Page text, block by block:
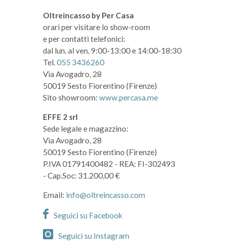
Oltreincasso by Per Casa
orari per visitare lo show-room
e per contatti telefonici:
dal lun. al ven. 9:00-13:00 e 14:00-18:30
Tel.055 3436260
Via Avogadro, 28
50019 Sesto Fiorentino (Firenze)
Sito showroom: www.percasa.me
EFFE 2 srl
Sede legale e magazzino:
Via Avogadro, 28
50019 Sesto Fiorentino (Firenze)
P.IVA 01791400482 - REA: FI-302493
- Cap.Soc: 31.200,00 €
Email: info@oltreincasso.com
Seguici su Facebook
Seguici su Instagram